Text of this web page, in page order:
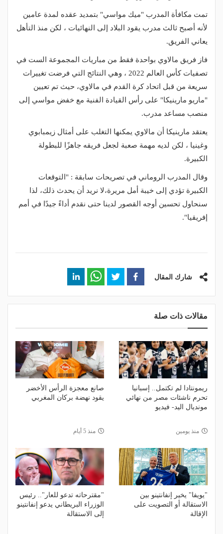
تمت مكافأة المدرب "ميك مواسي" بتمديد عقده لمدة عامين
لأنه أصبح ثالث مدرب يقود البلاد إلى النهائيات ، لكن منذ التأهل
يعاني الفريق.
فاز فريق مالاوي بواحدة فقط من مباريات المجموعة الست في
تصفيات كأس العالم 2022 ، وهي النتائج التي فرضت تغييرات
سريعة من قبل اتحاد كرة القدم في مالاوي، حيث تم تعيين
"ماريو مارينيكا" على رأس القيادة الفنية مع خفض مواسي إلى
منصب مساعد مدرب.
يعتقد مارينيكا أن مالاوي يمكنها التغلب على أمثال زيمبابوي
وغينيا ، لكن لديه مهمة صعبة لجعل فريقه جاهزًا للبطولة
الكبيرة.
وقال المدرب الروماني في تصريحات سابقة : "التوقعات
الكبيرة تؤدي إلى خيبة أمل مريرة،لا نريد أن يحدث ذلك، لذا
سنحاول تحسين أوجه القصور لدينا حتى نقدم أداءً جيدًا في أمم
إفريقيا".
شارك المقال
مقالات ذات صلة
ريمونتادا لم تكتمل.. إسبانيا
تحرم ناشئات مصر من نهائي
مونديال اليد- فيديو
منذ يومين
صانع معجزة الرأس الأخضر
يقود نهضة بركان المغربي
منذ 5 أيام
"يويفا" يخير إنفانتينو بين
الاستقالة أو التصويت على
الإقالة
"مقترحاته تدعو للعار".. رئيس
الوزراء البريطاني يدعو إنفانتينو
إلى الاستقالة